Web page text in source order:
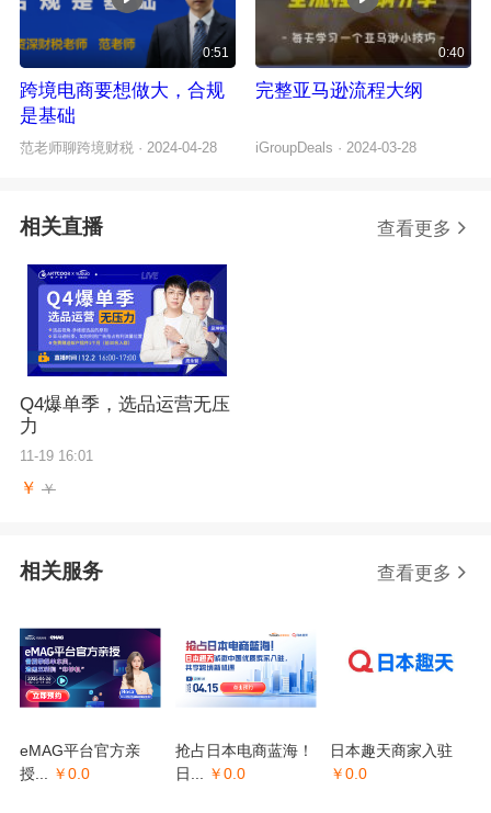
0:51
跨境电商要想做大，合规
是基础
范老师聊跨境财税 · 2024-04-28
0:40
完整亚马逊流程大纲
iGroupDeals · 2024-03-28
相关直播 查看更多
Q4爆单季，选品运营无压
力
11-19 16:01
￥ ￥
相关服务 查看更多
eMAG平台官方亲
授... ￥0.0
抢占日本电商蓝海！
日... ￥0.0
日本趣天商家入驻
￥0.0